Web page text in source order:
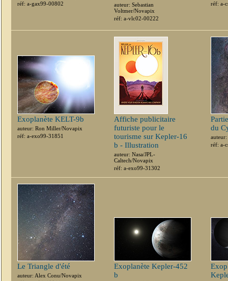
réf: a-gax99-00802
auteur: Sebastian
Voltmer/Novapix
réf: a-vlc02-00222
réf: a-
Exoplanète KELT-9b
auteur: Ron Miller/Novapix
réf: a-exo99-31851
Affiche publicitaire
futuriste pour le
tourisme sur Kepler-16
b - Illustration
auteur: Nasa/JPL-
Caltech/Novapix
réf: a-exo99-31302
du
réf: a-
Le Triangle d'été
auteur: Alex Conu/Novapix
Exoplanète Kepler-452
b